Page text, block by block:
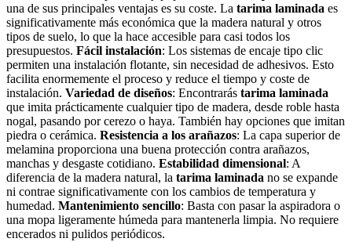
una de sus principales ventajas es su coste. La tarima laminada es
significativamente más económica que la madera natural y otros
tipos de suelo, lo que la hace accesible para casi todos los
presupuestos. Fácil instalación: Los sistemas de encaje tipo clic
permiten una instalación flotante, sin necesidad de adhesivos. Esto
facilita enormemente el proceso y reduce el tiempo y coste de
instalación. Variedad de diseños: Encontrarás tarima laminada
que imita prácticamente cualquier tipo de madera, desde roble hasta
nogal, pasando por cerezo o haya. También hay opciones que imitan
piedra o cerámica. Resistencia a los arañazos: La capa superior de
melamina proporciona una buena protección contra arañazos,
manchas y desgaste cotidiano. Estabilidad dimensional: A
diferencia de la madera natural, la tarima laminada no se expande
ni contrae significativamente con los cambios de temperatura y
humedad. Mantenimiento sencillo: Basta con pasar la aspiradora o
una mopa ligeramente húmeda para mantenerla limpia. No requiere
encerados ni pulidos periódicos.